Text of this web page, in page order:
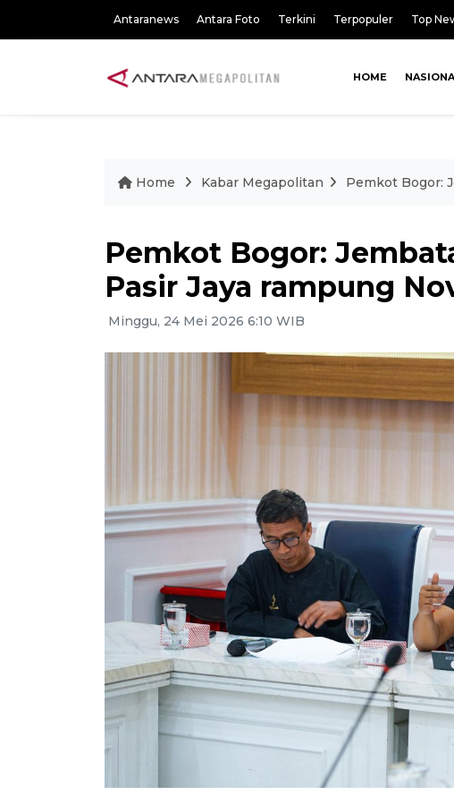
Antaranews Antara Foto Terkini Terpopuler Top
HOME
Home Kabar Megapolitan Pemkot Bogor:
Pemkot Bogor:
Pasir Jaya rampung
Minggu, 24 Mei 2026 6:10 WIB